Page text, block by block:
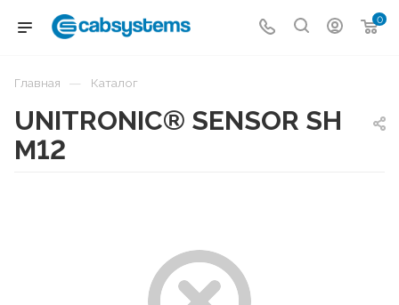
0
Главная — Каталог
UNITRONIC® SENSOR SH
M12